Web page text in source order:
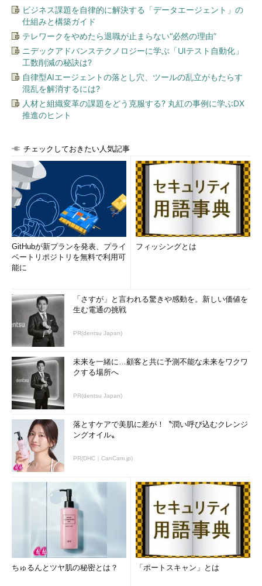
ビジネス課題を自律的に解決する「データエージェント」の
仕組みと構築ガイド
テレワークをやめたら退職が止まらない“必然の理由”
ニデックアドバンステクノロジーに学ぶ「UIテスト自動化」
工数削減の秘訣は?
自律型AIエージェントの落とし穴、ツールの乱立がもたらす
混乱を解消するには?
人材と組織変革の課題をどう克服する? 丸紅の事例に学ぶDX
推進のヒント
チェックしておきたい人気記事
GitHubが新プランを発表、プライ
ベートリポジトリを無料で利用可
能に
フィッシングとは
「さすが」と言われる驚きや感動を。新しい価値を
生む電通の挑戦
PR(dentsu Japan)
未来を一緒に…顧客と共に予測不能な未来をワクワ
クする場所へ
PR(dentsu Japan)
落とすケアで美肌に差が！〝潤い呼び込むクレンジ
ングオイル〟
PR(DHC｜CanCam.jp)
ちゅるんとツヤ肌の秘密とは？ 「ポートスキャン」とは